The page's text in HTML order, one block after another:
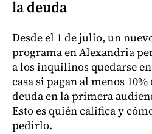
la deuda
Desde el 1 de julio, un
programa en Alexandria
a los inquilinos quedarse
casa si pagan al menos 10%
deuda en la primera
Esto es quién califica y
pedirlo.